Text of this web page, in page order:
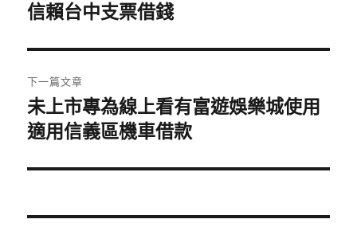
導
覽
一
文
章:
信賴台中支票借錢
下一篇文章
下
一
文
未上市專為線上看有富遊娛樂城使用
適用信義區機車借款